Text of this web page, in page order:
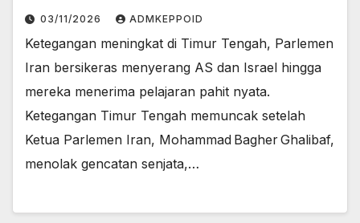
03/11/2026 ADMKEPPOID
Ketegangan meningkat di Timur Tengah, Parlemen
Iran bersikeras menyerang AS dan Israel hingga
mereka menerima pelajaran pahit nyata.
Ketegangan Timur Tengah memuncak setelah
Ketua Parlemen Iran, Mohammad Bagher Ghalibaf,
menolak gencatan senjata,…